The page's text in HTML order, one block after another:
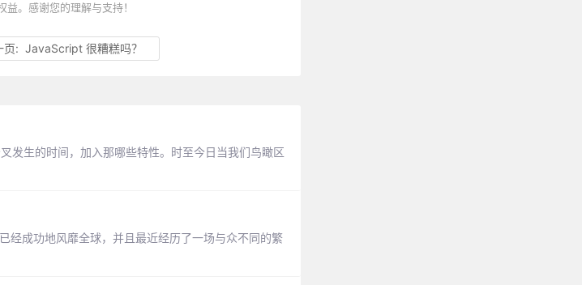
。感谢您的理解与支持！
页: JavaScript 很糟糕吗？
发生的时间，加入那哪些特性。时至今日当我们鸟瞰区
经成功地风靡全球，并且最近经历了一场与众不同的繁